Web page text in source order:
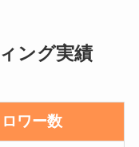
ング実績
ワー数